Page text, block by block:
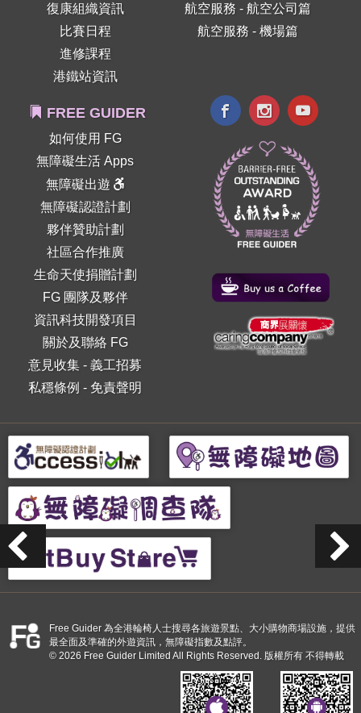
復康組織資訊
比賽日程
進修課程
港鐵站資訊
航空服務 - 航空公司篇
航空服務 - 機場篇
FREE GUIDER
如何使用 FG
無障礙生活 Apps
無障礙出遊
無障礙認證計劃
夥伴贊助計劃
社區合作推廣
生命天使捐贈計劃
FG 團隊及夥伴
資訊科技開發項目
關於及聯絡 FG
意見收集 -義工招募
私穩條例 - 免責聲明
Free Guider 為全港輪椅人士搜尋各旅遊景點、大小購物商場設施，提供
最全面及準確的外遊資訊，無障礙指數及點評。
© 2026 Free Guider Limited All Rights Reserved. 版權所有 不得轉載